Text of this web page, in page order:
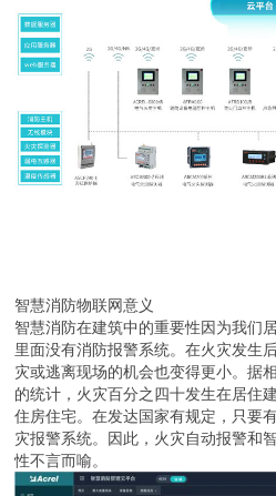
智慧消防物联网意义
智慧消防在建筑中的重要性因为我们
里面没有消防报警系统。在火灾发生
灾或逃离现场的机会也变得更小。据
的统计，火灾百分之四十发生在居住
住房住宅。在发达国家有规定，只要
灾报警系统。因此，火灾自动报警和
性不言而喻。